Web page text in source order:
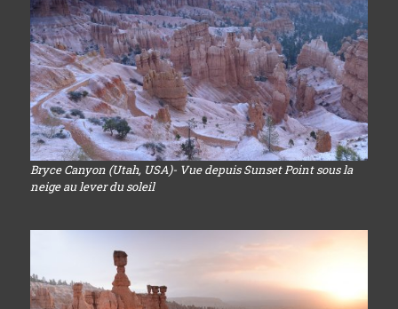
Bryce Canyon (Utah, USA)- Vue depuis Sunset Point sous la
neige au lever du soleil